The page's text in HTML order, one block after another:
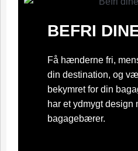
BEFRI
Få hænderne fri,
din destination, og
bekymret for din
har et ydmygt design
bagagebærer.